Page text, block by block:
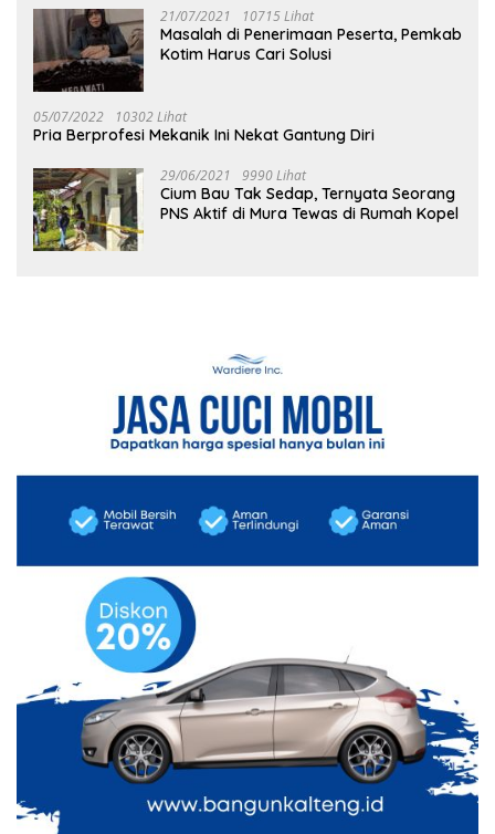
21/07/2021 10715 Lihat
Masalah di Penerimaan Peserta, Pemkab
Kotim Harus Cari Solusi
05/07/2022 10302 Lihat
Pria Berprofesi Mekanik Ini Nekat Gantung Diri
29/06/2021 9990 Lihat
Cium Bau Tak Sedap, Ternyata Seorang
PNS Aktif di Mura Tewas di Rumah Kopel